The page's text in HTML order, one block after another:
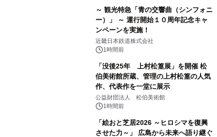
～ 観光特急「青の交響曲（シンフォニ
ー）」 ～ 運行開始１０周年記念キャ
ンペーンを実施！
近畿日本鉄道株式会社
1時間前
「没後25年 上村松篁展」を開催 松
伯美術館所蔵、管理の上村松篁の人気
作、代表作を一堂に展示
公益財団法人 松伯美術館
1時間前
「絵おと芝居2026 ～ヒロシマを復興
させた力～」 広島から未来へ語り継ぐ